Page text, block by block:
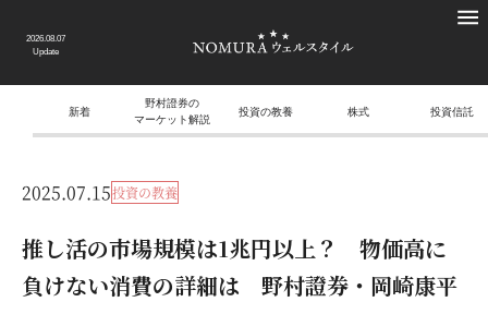
2026.08.07
Update
新着
野村證券の
マーケット解説
投資の教養 株式 投資信託
2025.07.15投資の教養
推し活の市場規模は1兆円以上？ 物価高に
負けない消費の詳細は 野村證券・岡崎康平